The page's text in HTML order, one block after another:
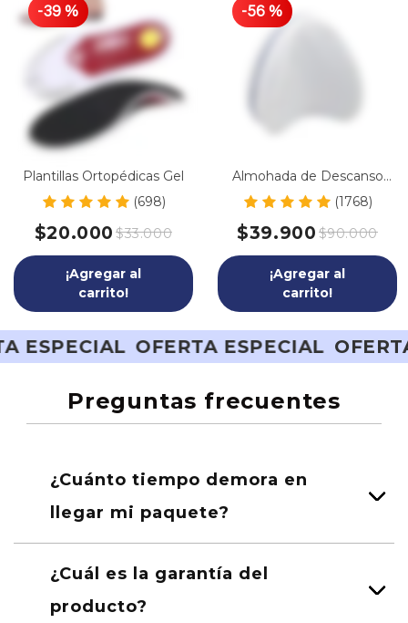
-39%
Plantillas Ortopédicas Gel
(698)
$20.000 $33.000
¡Agregar al
carrito!
-56%
Almohada de Descanso
para las Piernas
(1768)
$39.900 $90.000
¡Agregar al
carrito!
OFERTA ESPECIAL OFERTA ESPECIAL
Preguntas frecuentes
¿Cuánto tiempo demora en
llegar mi paquete?
¿Cuál es la garantía del
producto?